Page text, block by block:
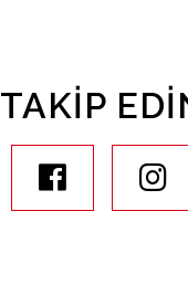
TAKIP
youtube facebook